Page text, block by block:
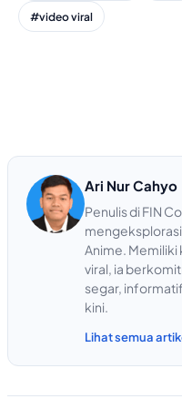
#video viral
Ari Nur Cahyo
Penulis di FIN
Anime.
viral, ia
segar,
kini.
Lihat semua